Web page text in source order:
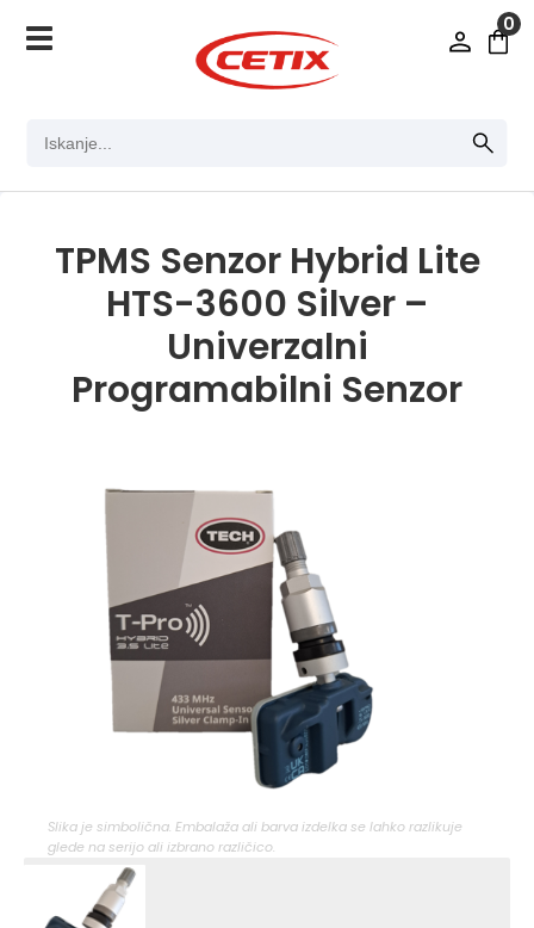
0
TPMS Senzor Hybrid Lite
HTS-3600 Silver –
Univerzalni
Programabilni Senzor
Slika je simbolična. Embalaža ali barva izdelka se lahko razlikuje
glede na serijo ali izbrano različico.